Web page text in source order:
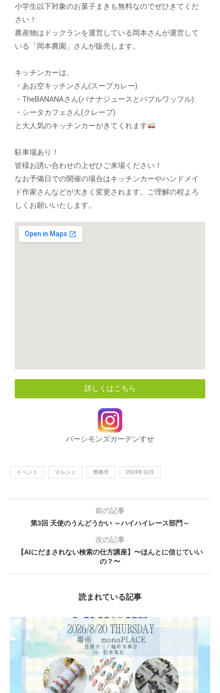
小学生以下対象のお菓子まきも無料なのでぜひきてくだ
さい！
農産物はドックランを運営している岡本さんが運営して
いる「岡本農園」さんが販売します。
キッチンカーは、
・あお空キッチンさん(スープカレー)
・TheBANANAさん(バナナジュースとバブルワッフル)
・シータカフェさん(クレープ)
と大人気のキッチンカーがきてくれます
駐車場あり！
皆様お誘い合わせの上ぜひご来場ください！
なお予備日での開催の場合はキッチンカーやハンドメイ
ド作家さんなどが大きく変更されます。ご理解の程よろ
しくお願いいたします。
詳しくはこちら
パーシモンズガーデンすせ
イベント マルシェ 豊橋市 2024年10月
前の記事
第3回 天使のうんどうかい ～ハイハイレース部門～
次の記事
【AIにだまされない検索の仕方講座】〜ほんとに信じていい
の？〜
読まれている記事